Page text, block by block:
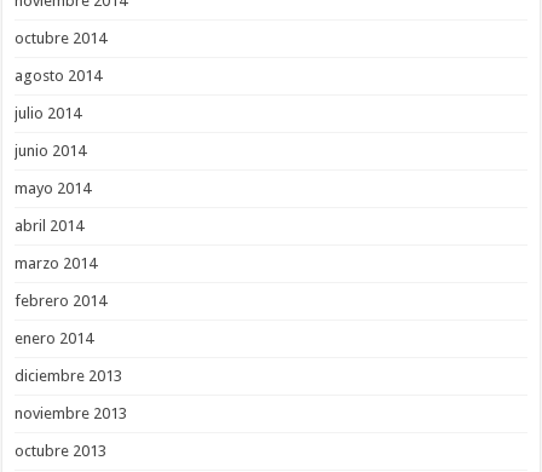
octubre 2014
agosto 2014
julio 2014
junio 2014
mayo 2014
abril 2014
marzo 2014
febrero 2014
enero 2014
diciembre 2013
noviembre 2013
octubre 2013